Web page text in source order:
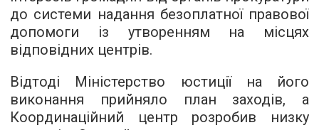
до системи надання безоплатної правової
допомоги із утворенням на місцях
відповідних центрів.
Відтоді Міністерство юстиції на його
виконання прийняло план заходів, а
Координаційний центр розробив низку